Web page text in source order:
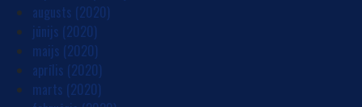
augusts (2020)
jūnijs (2020)
maijs (2020)
aprīlis (2020)
marts (2020)